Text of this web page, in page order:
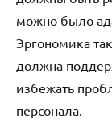
можно было
Эргономика
должна
избежать
персонала.